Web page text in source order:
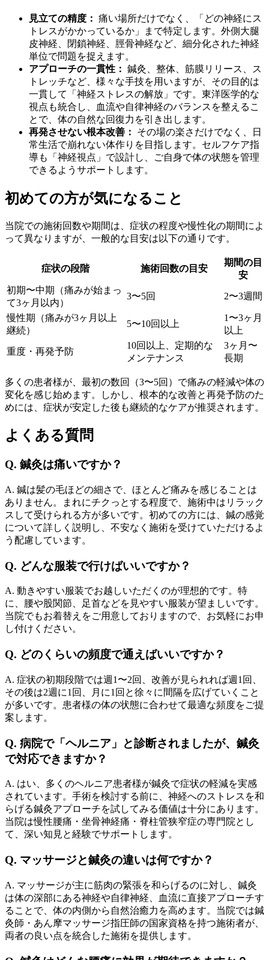
見立ての精度： 痛い場所だけでなく、「どの神経にス
トレスがかかっているか」まで特定します。外側大腿
皮神経、閉鎖神経、脛骨神経など、細分化された神経
単位で問題を捉えます。
アプローチの一貫性： 鍼灸、整体、筋膜リリース、ス
トレッチなど、様々な手技を用いますが、その目的は
一貫して「神経ストレスの解放」です。東洋医学的な
視点も統合し、血流や自律神経のバランスを整えるこ
とで、体の自然な回復力を引き出します。
再発させない根本改善：
その場の楽さだけでなく、日
常生活で崩れない体作りを目指します。セルフケア指
導も「神経視点」で設計し、ご自身で体の状態を管理
できるようサポートします。
初めての方が気になること
当院での施術回数や期間は、症状の程度や慢性化の期間によ
って異なりますが、一般的な目安は以下の通りです。
症状の段階 施術回数の目安
期間の目
安
初期〜中期（痛みが始まっ
て3ヶ月以内）
3〜5回 2〜3週間
慢性期（痛みが3ヶ月以上
継続）
5〜10回以上
1〜3ヶ月
以上
重度・再発予防
10回以上、定期的な
メンテナンス
3ヶ月〜
長期
多くの患者様が、最初の数回（3〜5回）で痛みの軽減や体の
変化を感じ始めます。しかし、根本的な改善と再発予防のた
めには、症状が安定した後も継続的なケアが推奨されます。
よくある質問
Q. 鍼灸は痛いですか？
A. 鍼は髪の毛ほどの細さで、ほとんど痛みを感じることは
ありません。まれにチクっとする程度で、施術中はリラック
スして受けられる方が多いです。初めての方には、鍼の感覚
について詳しく説明し、不安なく施術を受けていただけるよ
う配慮しています。
Q. どんな服装で行けばいいですか？
A. 動きやすい服装でお越しいただくのが理想的です。特
に、腰や股関節、足首などを見やすい服装が望ましいです。
当院でもお着替えをご用意しておりますので、お気軽にお申
し付けください。
Q. どのくらいの頻度で通えばいいですか？
A. 症状の初期段階では週1〜2回、改善が見られれば週1回、
その後は2週に1回、月に1回と徐々に間隔を広げていくこと
が多いです。患者様の体の状態に合わせて最適な頻度をご提
案します。
Q. 病院で「ヘルニア」と診断されましたが、鍼灸
で対応できますか？
A. はい、多くのヘルニア患者様が鍼灸で症状の軽減を実感
されています。手術を検討する前に、神経へのストレスを和
らげる鍼灸アプローチを試してみる価値は十分にあります。
当院は慢性腰痛・坐骨神経痛・脊柱管狭窄症の専門院とし
て、深い知見と経験でサポートします。
Q. マッサージと鍼灸の違いは何ですか？
A. マッサージが主に筋肉の緊張を和らげるのに対し、鍼灸
は体の深部にある神経や自律神経、血流に直接アプローチす
ることで、体の内側から自然治癒力を高めます。当院では鍼
灸師・あん摩マッサージ指圧師の国家資格を持つ施術者が、
両者の良い点を統合した施術を提供します。